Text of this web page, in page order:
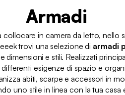
Armadi
collocare in camera da letto, nello
trovi una selezione di armadi
dimensioni e stili. Realizzati
esigenze di spazio e
abiti, scarpe e accessori in
uno stile in linea con la tua casa